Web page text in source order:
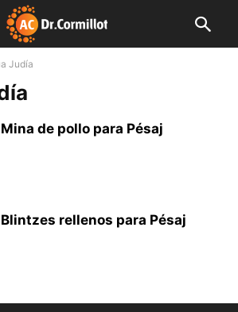
Judía
Mina de pollo para Pésaj
Blintzes rellenos para Pésaj